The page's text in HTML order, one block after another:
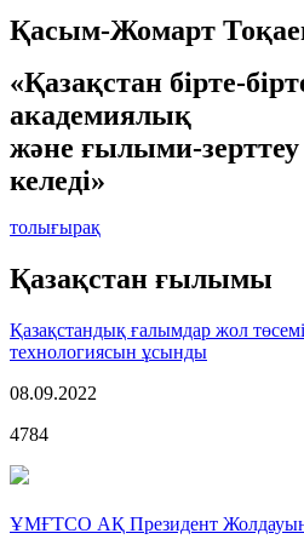
Қасым-Жомарт
«Қазақстан бірте-
академиялық
және ғылыми-
келеді»
толығырақ
Қазақстан ғылымы
Қазақстандық ғалымдар жол
технологиясын ұсынды
08.09.2022
4784
ҰМҒТСО АҚ Президент